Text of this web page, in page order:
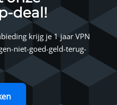
deal!
krijg je 1 jaar VPN
niet-goed-geld-terug-